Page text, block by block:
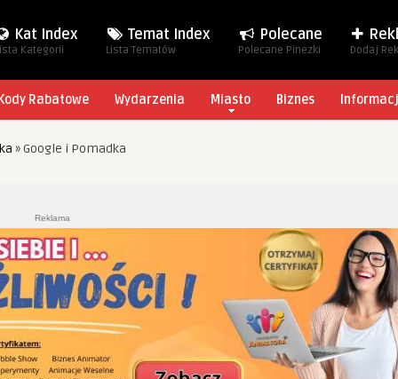
Kat Index
Kategorii
Temat Index
Lista Tematów
Polecane
Polecane Pinezki Dodaj
Rabatowe Wydarzenia Miasto Biznes
»Google i Pomadka
Reklama